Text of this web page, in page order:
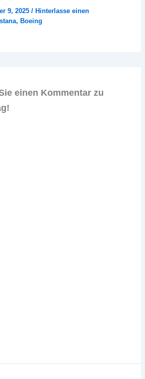
9, 2025/ Hinterlasse einen
, Boeing
einen Kommentar zu